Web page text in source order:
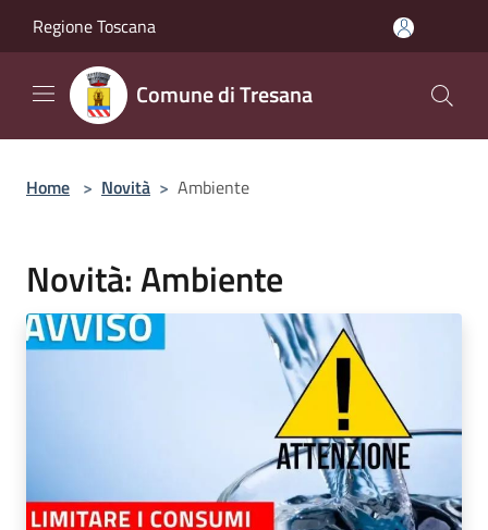
Regione Toscana
Comune di Tresana
Home > Novità > Ambiente
Novità: Ambiente